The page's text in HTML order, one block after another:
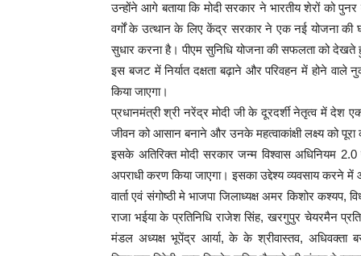
उन्होंने आगे बताया कि मोदी सरकार ने भारतीय शेरों को
वर्गों के उत्थान के लिए केंद्र सरकार ने एक नई योजना की
सुधार करना है। पीएम सुनिधि योजना की सफलता को देखते
इस बजट में निर्यात दक्षता बढ़ाने और परिवहन में होने
किया जाएगा।
प्रधानमंत्री श्री नरेंद्र मोदी जी के दूरदर्शी नेतृत्व में देश
जीवन को आसान बनाने और उनके महत्वाकांक्षी लक्ष्य को
इसके अतिरिक्त मोदी सरकार जन्म विश्वास अधिनियम
अपराधी करण किया जाएगा। इसका उद्देश्य व्यवसाय करने
वार्ता एवं संगोष्ठी मे भाजपा जिलाध्यक्ष अमर किशोर कश्यप,
राजा भईया के प्रतिनिधि राजेश सिंह, खरगुपुर चेयरमैन
मंडल अध्यक्ष भूपेंद्र आर्या, के के श्रीवास्तव, अधिवक्ता